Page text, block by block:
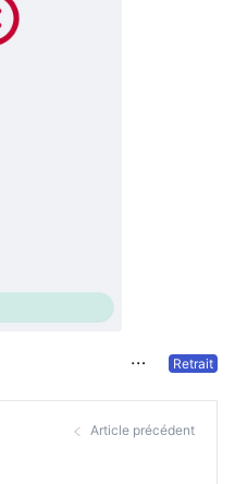
Retrait
Article précédent